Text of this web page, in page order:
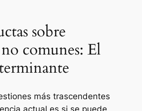
sobre
comunes: El
más trascendentes
actual es si se puede